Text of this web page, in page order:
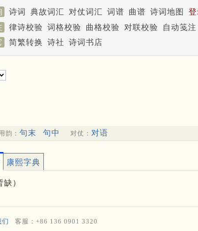
诗词 典故词汇 对仗词汇 词谱 曲谱 诗词地图
律诗校验 词格校验 曲格校验 对联校验
自动笺注
简繁转换 诗社 诗词书店
韵： 句末 句中 对仗： 对语
康熙字典
缺）
们 客服：+86 136 0901 3320